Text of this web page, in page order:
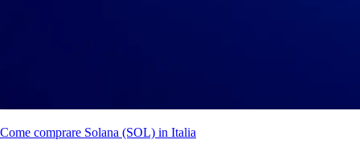
Come comprare Solana (SOL) in Italia